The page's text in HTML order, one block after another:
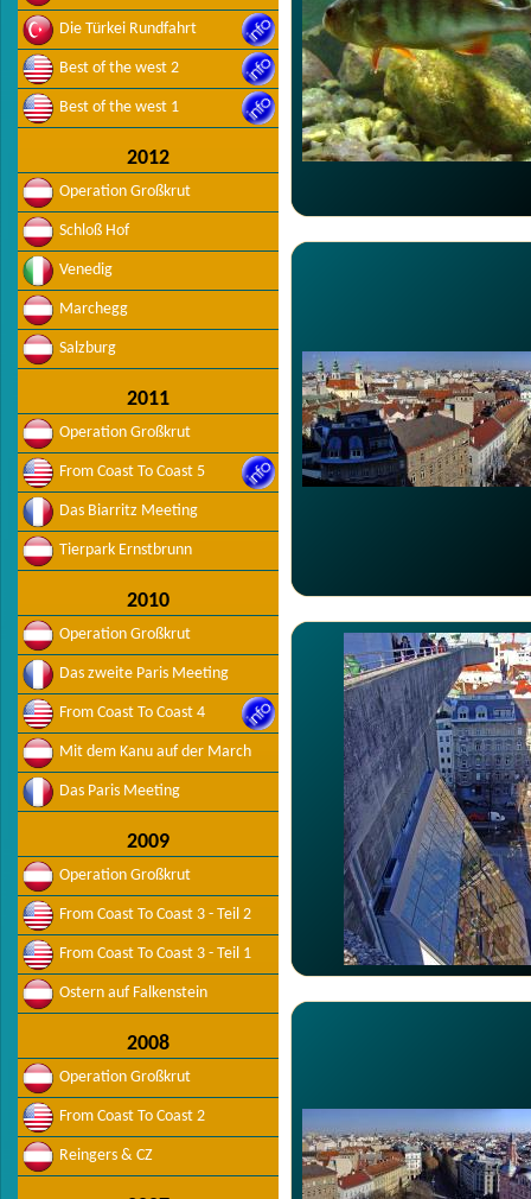
Die Türkei Rundfahrt
Best of the west 2
Best of the west 1
2012
Operation Großkrut
Schloß Hof
Venedig
Marchegg
Salzburg
2011
Operation Großkrut
From Coast To Coast 5
Das Biarritz Meeting
Tierpark Ernstbrunn
2010
Operation Großkrut
Das zweite Paris Meeting
From Coast To Coast 4
Mit dem Kanu auf der March
Das Paris Meeting
2009
Operation Großkrut
From Coast To Coast 3 - Teil 2
From Coast To Coast 3 - Teil 1
Ostern auf Falkenstein
2008
Operation Großkrut
From Coast To Coast 2
Reingers & CZ